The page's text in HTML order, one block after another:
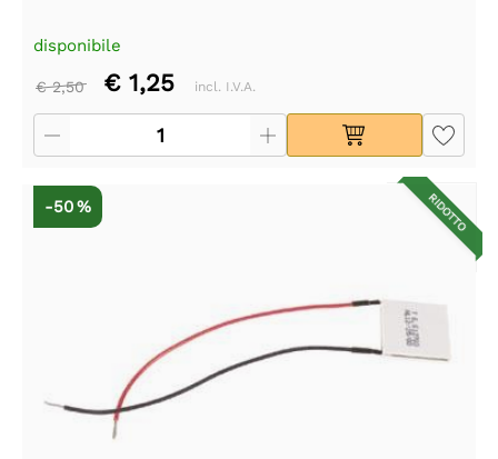
disponibile
€ 2,50 € 1,25 incl. I.V.A.
RIDOTTO
-50 %